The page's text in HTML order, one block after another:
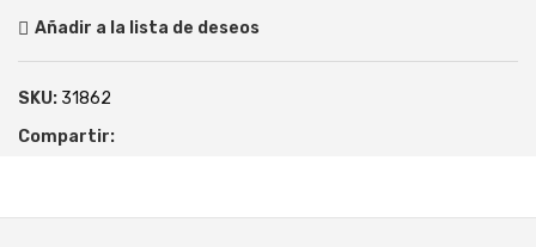
Añadir a la lista de deseos
SKU: 31862
Compartir: